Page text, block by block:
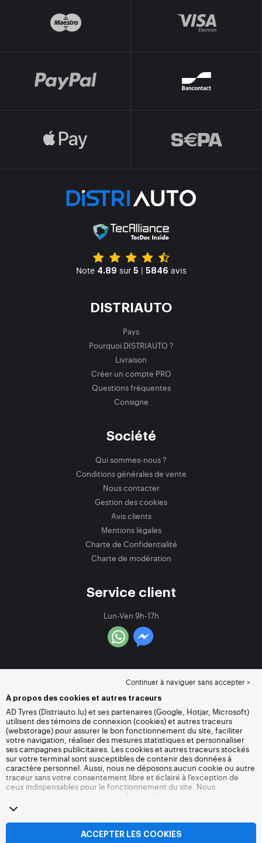
Note 4.89 sur 5 | 5846 avis
DISTRIAUTO
Pays
Pourquoi DISTRIAUTO ?
Livraison
Créer un compte PRO
Questions fréquentes
Consigne
Société
Qui sommes-nous ?
Conditions générales de vente
Nous contacter
Gestion des cookies
Avis clients
Mentions légales
Charte de Confidentialité
Charte de modération
Service client
Lun-Ven 9h-17h
Continuer à naviguer sans accepter >
À propos des cookies et autres traceurs
AD Tyres (Distriauto.lu) et ses partenaires (Google, Hotjar, Microsoft)
utilisent des témoins de connexion (cookies) et autres traceurs
(webstorage) pour assurer le bon fonctionnement du site, faciliter
votre navigation, réaliser des mesures statistiques et personnaliser
ses campagnes publicitaires. Les cookies et autres traceurs stockés
sur votre terminal sont susceptibles de contenir des données à
caractère personnel. Aussi, nous ne déposons aucun cookie ou autre
traceur sans votre consentement libre et éclairé à l’exception de
ceux indispensables pour le fonctionnement du site. Nous
conservons votre choix pendant 6 mois. Vous pouvez retirer votre
consentement à tout moment en vous rendant sur la
autres traceurs
accepter le dépôt de cookies ou autres traceurs. Le refus ne fait pas
obstacle à l’accès aux services Distriauto.lu. Pour plus d’informations,
ACCEPTER LES COOKIES